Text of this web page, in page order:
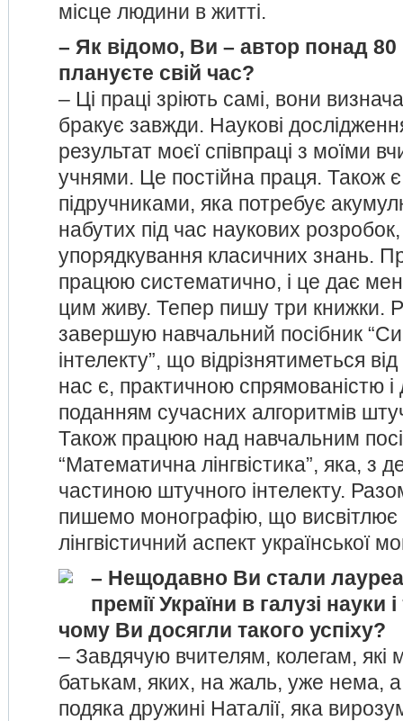
місце людини в житті.
– Як відомо, Ви – автор понад
плануєте свій час?
– Ці праці зріють самі, вони
бракує завжди. Наукові
результат моєї співпраці з моїми
учнями. Це постійна праця. Також
підручниками, яка потребує
набутих під час наукових розробок,
упорядкування класичних знань.
працюю систематично, і це дає
цим живу. Тепер пишу три книжки.
завершую навчальний посібник
інтелекту”, що відрізнятиметься
нас є, практичною спрямованістю
поданням сучасних алгоритмів
Також працюю над навчальним
“Математична лінгвістика”, яка, з
частиною штучного інтелекту.
пишемо монографію, що висвітлює
лінгвістичний аспект української
– Нещодавно Ви стали
премії України в галузі науки
чому Ви досягли такого успіху?
– Завдячую вчителям, колегам, які
батькам, яких, на жаль, уже нема,
подяка дружині Наталії, яка